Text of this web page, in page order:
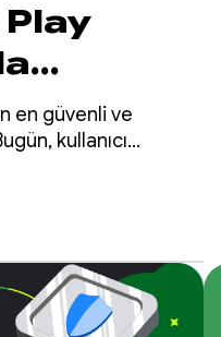
ve
en güvenli ve
kullanıcı
sahtekarlıktan